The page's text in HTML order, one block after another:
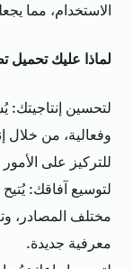
الاستخدام، مما
لماذا عليك تحميل
لتحسين إنتاجيتك:
وفعالية، من خلال
للتركيز على الأمور
لتوسيع آفاقك:
مختلف المصادر،
معرفية جديدة.